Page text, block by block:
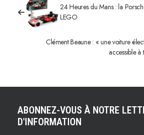
24 Heures du Mans : la
LEGO
Clément Beaune : « une voiture
accessible à
ABONNEZ-VOUS À NOTRE
D'INFORMATION